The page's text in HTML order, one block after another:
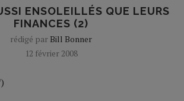
ENSOLEILLÉS QUE LEURS
FINANCES (2)
rédigé par Bill Bonner
12 février 2008